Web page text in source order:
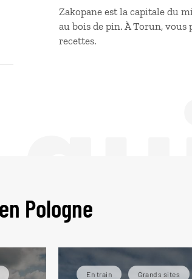
Zakopane est la capitale du
au bois de pin. À Torun,
recettes.
Pologne
En train Grands sites